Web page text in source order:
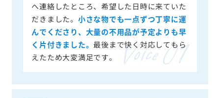
へ連絡したところ、希望した日時に来ていた
だきました。 小さな物でも一点ずつ丁寧に運
んでくださり、大量の不用品が予定よりも早
く片付きました。 最後まで快く対応してもら
えたため大変満足です。